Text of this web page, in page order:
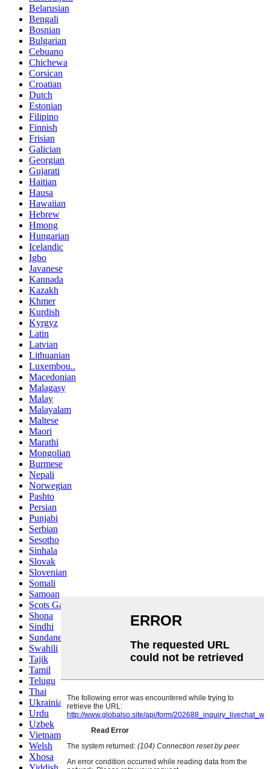
Belarusian
Bengali
Bosnian
Bulgarian
Cebuano
Chichewa
Corsican
Croatian
Dutch
Estonian
Filipino
Finnish
Frisian
Galician
Georgian
Gujarati
Haitian
Hausa
Hawaiian
Hebrew
Hmong
Hungarian
Icelandic
Igbo
Javanese
Kannada
Kazakh
Khmer
Kurdish
Kyrgyz
Latin
Latvian
Lithuanian
Luxembou..
Macedonian
Malagasy
Malay
Malayalam
Maltese
Maori
Marathi
Mongolian
Burmese
Nepali
Norwegian
Pashto
Persian
Punjabi
Serbian
Sesotho
Sinhala
Slovak
Slovenian
Somali
Samoan
Scots Gaelic
Shona
Sindhi
Sundanese
Swahili
Tajik
Tamil
Telugu
Thai
Ukrainian
Urdu
Uzbek
Vietnamese
Welsh
Xhosa